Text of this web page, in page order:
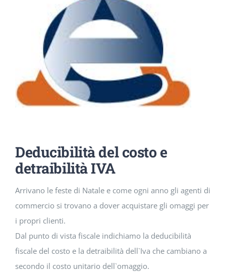
SOSTENIBILITÀ
ACADEMY
Deducibilità del costo e
detraibilità IVA
Arrivano le feste di Natale e come ogni anno gli agenti di
commercio si trovano a dover acquistare gli omaggi per
i propri clienti.
Dal punto di vista fiscale indichiamo la deducibilità
fiscale del costo e la detraibilità dell`Iva che cambiano a
secondo il costo unitario dell`omaggio.